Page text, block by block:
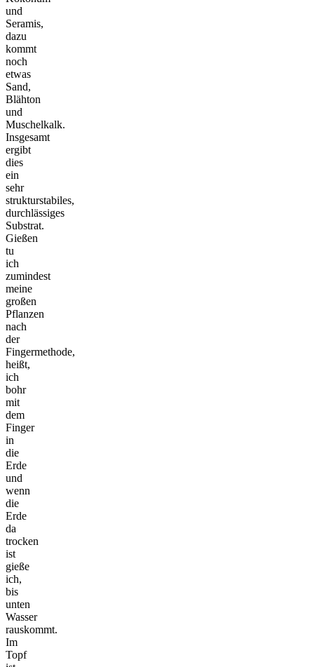
und
Seramis,
dazu
kommt
noch
etwas
Sand,
Blähton
und
Muschelkalk.
Insgesamt
ergibt
dies
ein
sehr
strukturstabiles,
durchlässiges
Substrat.
Gießen
tu
ich
zumindest
meine
großen
Pflanzen
nach
der
Fingermethode,
heißt,
ich
bohr
mit
dem
Finger
in
die
Erde
und
wenn
die
Erde
da
trocken
ist
gieße
ich,
bis
unten
Wasser
rauskommt.
Im
Topf